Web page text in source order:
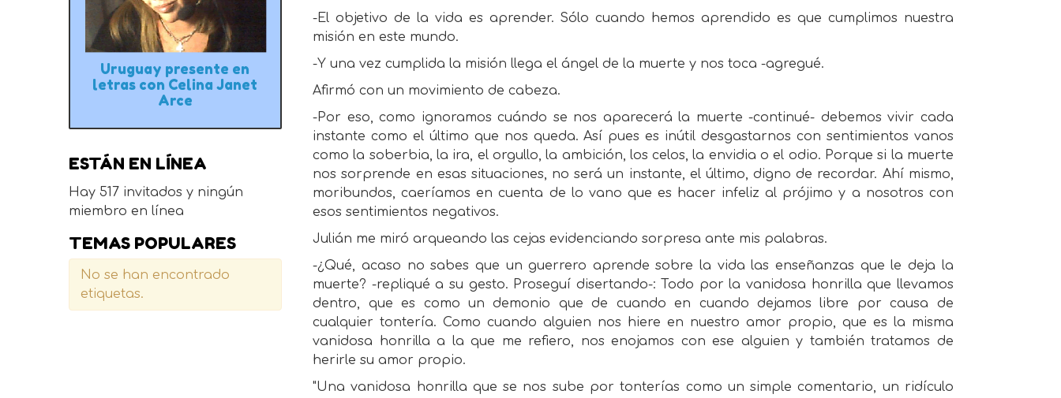
-El objetivo de la vida es aprender. Sólo cuando hemos aprendido es que cumplimos nuestra
misión en este mundo.
-Y una vez cumplida la misión llega el ángel de la muerte y nos toca -agregué.
Afirmó con un movimiento de cabeza.
-Por eso, como ignoramos cuándo se nos aparecerá la muerte -continué- debemos vivir cada
instante como el último que nos queda. Así pues es inútil desgastarnos con sentimientos vanos
como la soberbia, la ira, el orgullo, la ambición, los celos, la envidia o el odio. Porque si la muerte
nos sorprende en esas situaciones, no será un instante, el último, digno de recordar. Ahí mismo,
moribundos, caeríamos en cuenta de lo vano que es hacer infeliz al prójimo y a nosotros con
esos sentimientos negativos.
Julián me miró arqueando las cejas evidenciando sorpresa ante mis palabras.
-¿Qué, acaso no sabes que un guerrero aprende sobre la vida las enseñanzas que le deja la
muerte? -repliqué a su gesto. Proseguí disertando-: Todo por la vanidosa honrilla que llevamos
dentro, que es como un demonio que de cuando en cuando dejamos libre por causa de
cualquier tontería. Como cuando alguien nos hiere en nuestro amor propio, que es la misma
vanidosa honrilla a la que me refiero, nos enojamos con ese alguien y también tratamos de
herirle su amor propio.
"Una vanidosa honrilla que se nos sube por tonterías como un simple comentario, un ridículo
Uruguay presente en
letras con Celina Janet
Arce
ESTÁN EN LÍNEA
Hay 517 invitados y ningún
miembro en línea
TEMAS POPULARES
No se han encontrado
etiquetas.